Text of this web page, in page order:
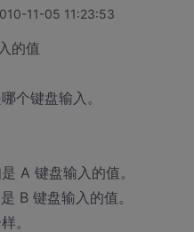
11-05 11:23:53
的值
个键盘输入。
A 键盘输入的值。
B 键盘输入的值。
。